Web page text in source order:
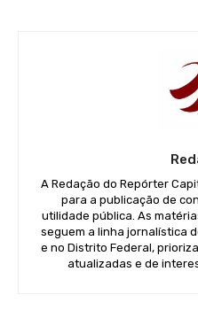
A Redação do Repórter
para a publicação de
utilidade pública. As
seguem a linha jornalística
e no Distrito Federal,
atualizadas e de